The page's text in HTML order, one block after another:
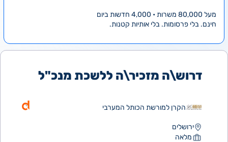
מעל 80,000 משרות • 4,000 חדשות ביום
חינם. בלי פרסומות. בלי אותיות קטנות.
דרוש\ה מזכיר\ה ללשכת מנכ"ל
הקרן למורשת הכותל המערבי
ירושלים
מלאה